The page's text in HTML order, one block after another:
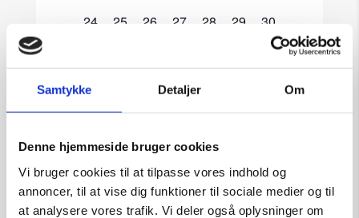
Samtykke Detaljer Om
Denne hjemmeside bruger cookies
Vi bruger cookies til at tilpasse vores indhold og
annoncer, til at vise dig funktioner til sociale medier og til
at analysere vores trafik. Vi deler også oplysninger om
0
24
0
25
0
26
0
27
0
begivenheder,
28
0
begivenheder,
29
0
begivenheder,
30
begivenheder,
begivenheder,
begivenheder,
begivenheder,
begivenheder,
begivenheder,
0
begivenheder,
6
Der er ingen begivenheder på den
jul Denne måned sep